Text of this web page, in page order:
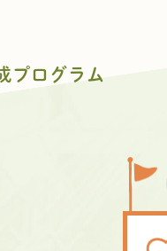
プログラム